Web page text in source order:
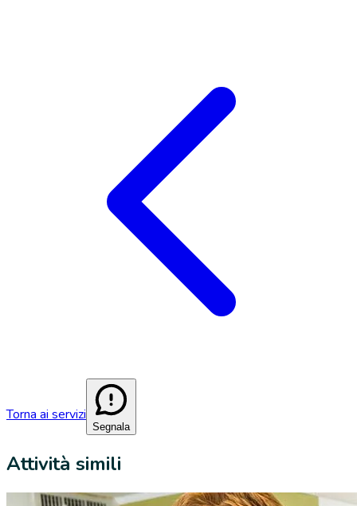
Torna ai servizi
Segnala
Attività simili